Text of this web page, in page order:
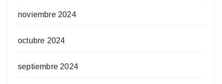
noviembre 2024
octubre 2024
septiembre 2024